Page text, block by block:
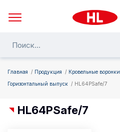
Главная Продукция Кровельные воронки
Горизонтальный выпуск
HL64PSafe/7
HL64PSafe/7